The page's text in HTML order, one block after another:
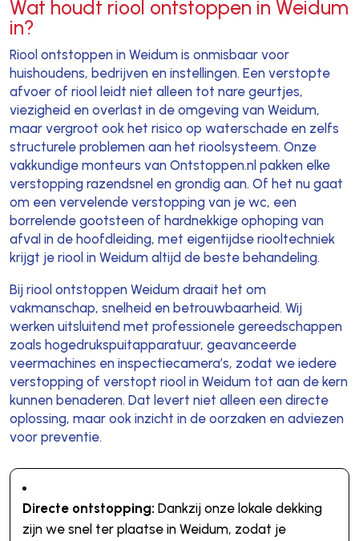
Wat houdt riool ontstoppen in Weidum
in?
Riool ontstoppen in Weidum is onmisbaar voor
huishoudens, bedrijven en instellingen. Een verstopte
afvoer of riool leidt niet alleen tot nare geurtjes,
viezigheid en overlast in de omgeving van Weidum,
maar vergroot ook het risico op waterschade en zelfs
structurele problemen aan het rioolsysteem. Onze
vakkundige monteurs van Ontstoppen.nl pakken elke
verstopping razendsnel en grondig aan. Of het nu gaat
om een vervelende verstopping van je wc, een
borrelende gootsteen of hardnekkige ophoping van
afval in de hoofdleiding, met eigentijdse riooltechniek
krijgt je riool in Weidum altijd de beste behandeling.
Bij riool ontstoppen Weidum draait het om
vakmanschap, snelheid en betrouwbaarheid. Wij
werken uitsluitend met professionele gereedschappen
zoals hogedrukspuitapparatuur, geavanceerde
veermachines en inspectiecamera’s, zodat we iedere
verstopping of verstopt riool in Weidum tot aan de kern
kunnen benaderen. Dat levert niet alleen een directe
oplossing, maar ook inzicht in de oorzaken en adviezen
voor preventie.
Directe ontstopping: Dankzij onze lokale dekking
zijn we snel ter plaatse in Weidum, zodat je